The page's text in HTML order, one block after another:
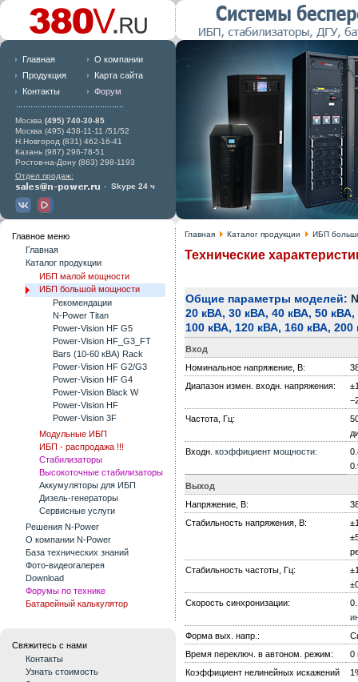
Главная
О компании
Продукция
Карта сайта
Контакты
Форум
Москва (495) 740-30-85
Москва (495) 438-11-11 /51/52
Н.Новгород (831) 462-16-41
Казань (987) 296-78-51
Ростов-на-Дону (863) 298-1193
Отдел продаж:
- Skype 24 ч
Главное меню
Главная
Каталог продукции
ИБП малой мощности
ИБП большой мощности
Рекомендации
N-Power Titan
Power-Vision HF G5
Power-Vision HF_G3_FT
Bars (10-60 кВА) Rack
Power-Vision HF G2/G3
Power-Vision HF G4
Power-Vision Black W
Power-Vision HF
Power-Vision 3F
Модульные ИБП
ИБП - распродажа !!!
Стабилизаторы
Высокоточные стабилизаторы
Аккумуляторы для ИБП
Дизель-генераторы
Сервисные услуги
Решения N-Power
О компании N-Power
База технических знаний
Фото-видеогалерея
Download
Форумы по технике
Батарейный калькулятор
Свяжитесь с нами
Контакты
Узнать стоимость
Главная Каталог продукции ИБП
Технические
Общие параметры моделей:
20 кВА, 30 кВА, 40 кВА, 50
100 кВА, 120 кВА, 160 кВА, 200
Вход
Номинальное напряжение, В:
Диапазон измен. входн. напряжения:
Частота, Гц:
Входн. коэффициент мощности:
Выход
Напряжение, В:
Стабильность напряжения, В:
Стабильность частоты, Гц:
Скорость синхронизации:
Форма вых. напр.:
Время переключ. в автоном. режим:
0
Коэффициент нелинейных искажений